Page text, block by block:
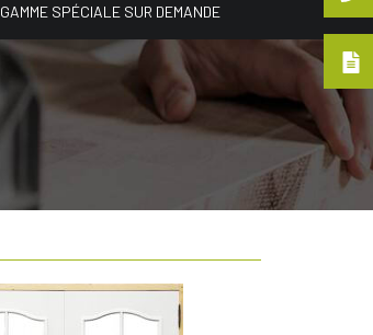
GAMME SPÉCIALE SUR DEMANDE